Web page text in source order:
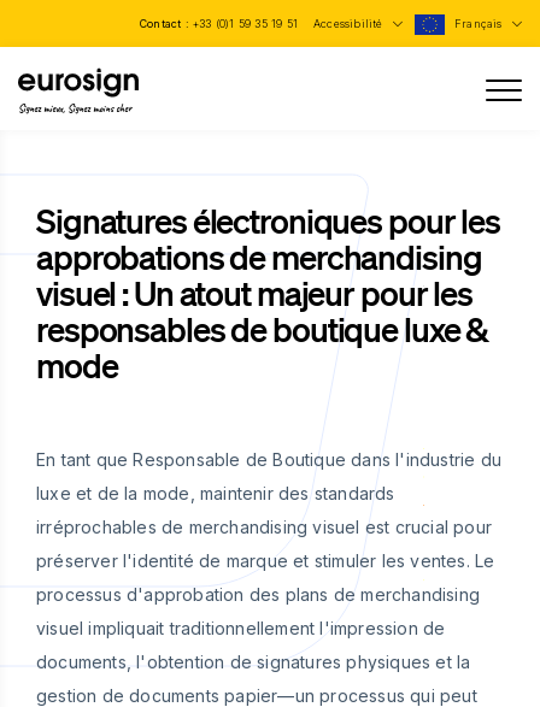
Contact : +33 (0)1 59 35 19 51 Accessibilité Français
Signez mieux, Signez moins cher
Signatures électroniques pour les
approbations de merchandising
visuel : Un atout majeur pour les
responsables de boutique luxe &
mode
En tant que Responsable de Boutique dans l'industrie du
luxe et de la mode, maintenir des standards
irréprochables de merchandising visuel est crucial pour
préserver l'identité de marque et stimuler les ventes. Le
processus d'approbation des plans de merchandising
visuel impliquait traditionnellement l'impression de
documents, l'obtention de signatures physiques et la
gestion de documents papier—un processus qui peut